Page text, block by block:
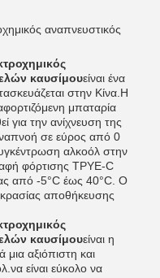
αναπνευστικός
καυσίμουείναι ένα
στην Κίνα.Η
μπαταρία
για την ανίχνευση της
σε εύρος από 0
αλκοόλ στην
φόρτισης TPYE-C
από -5°C έως 40°C. Ο
αποθήκευσης
καυσίμουείναι η
μια αξιόπιστη και
είναι εύκολο να